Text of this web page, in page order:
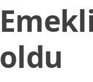
oldu